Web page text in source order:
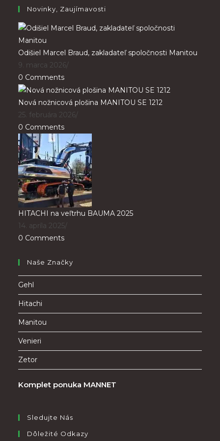
Novinky, Zaujímavosti
Odišiel Marcel Braud, zakladateľ spoločnosti Manitou
9. marca 2026/
0 Comments
Nová nožnicová plošina MANITOU SE 1212
25. februára 2026/
0 Comments
HITACHI na veľtrhu BAUMA 2025
14. apríla 2025/
0 Comments
Naše Značky
Gehl
Hitachi
Manitou
Venieri
Zetor
Komplet ponuka MANNET
Sledujte Nás
Dôležité Odkazy